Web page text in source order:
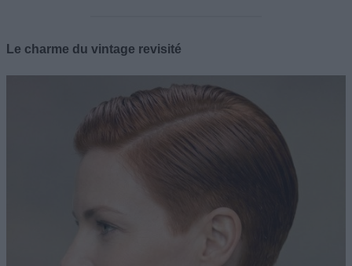
Le charme du vintage revisité